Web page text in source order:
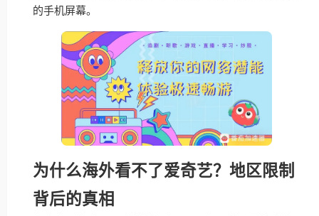
的手机屏幕。
为什么海外看不了爱奇艺？地区限制
背后的真相